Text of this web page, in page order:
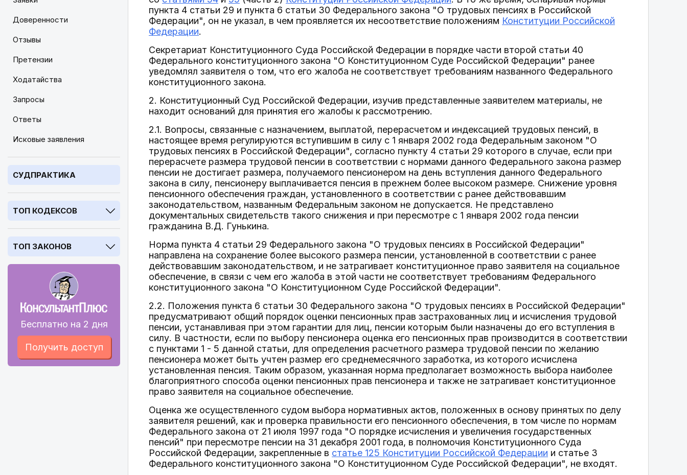
Доверенности
Отзывы
Претензии
Ходатайства
Запросы
Ответы
Исковые заявления
СУДПРАКТИКА
ТОП КОДЕКСОВ
ТОП ЗАКОНОВ
Бесплатно на 2 дня
Получить доступ
пункта 4 статьи 29 и пункта 6 статьи 30 Федерального закона "О трудовых пенсиях в Российской
Федерации", он не указал, в чем проявляется их несоответствие положениям Конституции Российской
Федерации.
Секретариат Конституционного Суда Российской Федерации в порядке части второй статьи 40
Федерального конституционного закона "О Конституционном Суде Российской Федерации" ранее
уведомлял заявителя о том, что его жалоба не соответствует требованиям названного Федерального
конституционного закона.
2. Конституционный Суд Российской Федерации, изучив представленные заявителем материалы, не
находит оснований для принятия его жалобы к рассмотрению.
2.1. Вопросы, связанные с назначением, выплатой, перерасчетом и индексацией трудовых пенсий, в
настоящее время регулируются вступившим в силу с 1 января 2002 года Федеральным законом "О
трудовых пенсиях в Российской Федерации", согласно пункту 4 статьи 29 которого в случае, если при
перерасчете размера трудовой пенсии в соответствии с нормами данного Федерального закона размер
пенсии не достигает размера, получаемого пенсионером на день вступления данного Федерального
закона в силу, пенсионеру выплачивается пенсия в прежнем более высоком размере. Снижение уровня
пенсионного обеспечения граждан, установленного в соответствии с ранее действовавшим
законодательством, названным Федеральным законом не допускается. Не представлено
документальных свидетельств такого снижения и при пересмотре с 1 января 2002 года пенсии
гражданина В.Д. Гунькина.
Норма пункта 4 статьи 29 Федерального закона "О трудовых пенсиях в Российской Федерации"
направлена на сохранение более высокого размера пенсии, установленной в соответствии с ранее
действовавшим законодательством, и не затрагивает конституционное право заявителя на социальное
обеспечение, в связи с чем его жалоба в этой части не соответствует требованиям Федерального
конституционного закона "О Конституционном Суде Российской Федерации".
2.2. Положения пункта 6 статьи 30 Федерального закона "О трудовых пенсиях в Российской Федерации"
предусматривают общий порядок оценки пенсионных прав застрахованных лиц и исчисления трудовой
пенсии, устанавливая при этом гарантии для лиц, пенсии которым были назначены до его вступления в
силу. В частности, если по выбору пенсионера оценка его пенсионных прав производится в соответствии
с пунктами 1 - 5 данной статьи, для определения расчетного размера трудовой пенсии по желанию
пенсионера может быть учтен размер его среднемесячного заработка, из которого исчислена
установленная пенсия. Таким образом, указанная норма предполагает возможность выбора наиболее
благоприятного способа оценки пенсионных прав пенсионера и также не затрагивает конституционное
право заявителя на социальное обеспечение.
Оценка же осуществленного судом выбора нормативных актов, положенных в основу принятых по делу
заявителя решений, как и проверка правильности его пенсионного обеспечения, в том числе по нормам
Федерального закона от 21 июля 1997 года "О порядке исчисления и увеличения государственных
пенсий" при пересмотре пенсии на 31 декабря 2001 года, в полномочия Конституционного Суда
Российской Федерации, закрепленные в статье 125 Конституции Российской Федерации и статье 3
Федерального конституционного закона "О Конституционном Суде Российской Федерации", не входят.